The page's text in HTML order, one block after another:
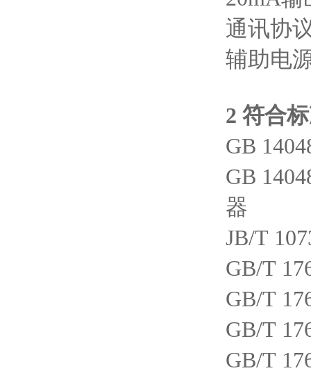
通讯协
辅助电
2 符合
GB
GB
器
JB/T
GB/T
GB/T
GB/T
GB/T